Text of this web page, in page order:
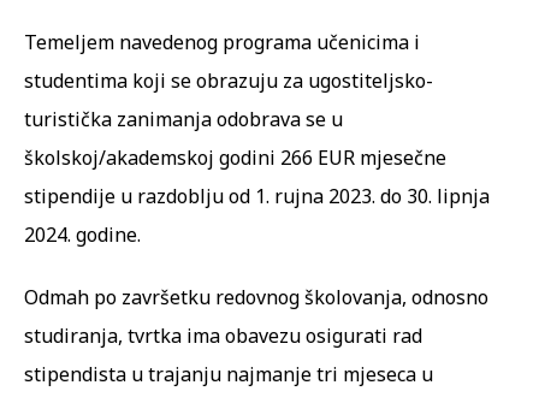
Temeljem navedenog programa učenicima i
studentima koji se obrazuju za ugostiteljsko-
turistička zanimanja odobrava se u
školskoj/akademskoj godini 266 EUR mjesečne
stipendije u razdoblju od 1. rujna 2023. do 30. lipnja
2024. godine.
Odmah po završetku redovnog školovanja, odnosno
studiranja, tvrtka ima obavezu osigurati rad
stipendista u trajanju najmanje tri mjeseca u